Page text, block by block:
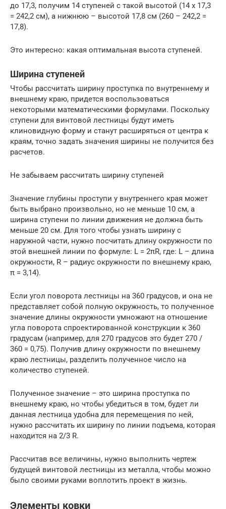
до 17,3, получим 14 ступеней с такой высотой (14 x 17,3
= 242,2 см), а нижнюю – высотой 17,8 см (260 – 242,2 =
17,8).
Это интересно: какая оптимальная высота ступеней.
Ширина ступеней
Чтобы рассчитать ширину проступка по внутреннему и
внешнему краю, придется воспользоваться
некоторыми математическими формулами. Поскольку
ступени для винтовой лестницы будут иметь
клиновидную форму и станут расширяться от центра к
краям, точно задать значения ширины не получится без
расчетов.
Не забываем рассчитать ширину ступеней
Значение глубины проступи у внутреннего края может
быть выбрано произвольно, но не меньше 10 см, а
ширина ступени по линии движения не должна быть
меньше 20 см. Для того чтобы узнать ширину с
наружной части, нужно посчитать длину окружности по
этой внешней линии по формуле: L = 2πR, где: L – длина
окружности, R – радиус окружности по внешнему краю,
π = 3,14).
Если угол поворота лестницы на 360 градусов, и она не
представляет собой полную окружность, то полученное
значение длины окружности умножают на отношение
угла поворота спроектированной конструкции к 360
градусам (например, для 270 градусов это будет 270 /
360 = 0,75). Получив длину окружности по внешнему
краю лестницы, разделить полученное число на
количество ступеней.
Полученное значение – это ширина проступка по
внешнему краю, но чтобы убедиться в том, будет ли
данная лестница удобна для перемещения по ней,
нужно рассчитать их ширину по линии подъема, которая
находится на 2/3 R.
Рассчитав все величины, нужно выполнить чертеж
будущей винтовой лестницы из металла, чтобы можно
было своими руками воплотить проект в жизнь.
Элементы ковки